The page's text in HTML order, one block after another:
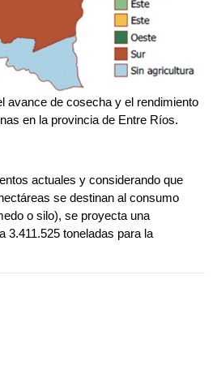
avance de cosecha y el rendimiento
en la provincia de Entre Ríos.
actuales y considerando que
se destinan al consumo
o silo), se proyecta una
3.411.525 toneladas para la